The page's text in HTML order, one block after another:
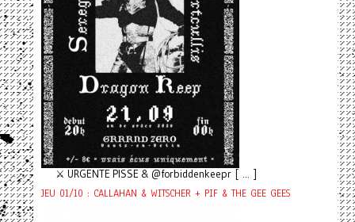
⚔️ URGENTE PISSE & @forbiddenkeepr [ ... ]
JEU 01/10 : CALLAHAN & WITSCHER + PIF & THE GEE GEES